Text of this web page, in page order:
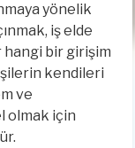
yönelik
iş elde
bir girişim
kendileri
ve
olmak için